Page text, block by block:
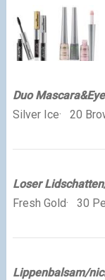
Duo
Silver Ice· 20
Loser
Fresh Gold· 30
Lippenbalsam/